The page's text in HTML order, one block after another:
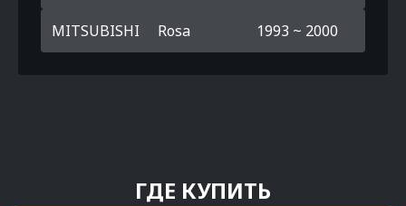
MITSUBISHI Rosa 1993 ~ 2000
ГДЕ КУПИТЬ